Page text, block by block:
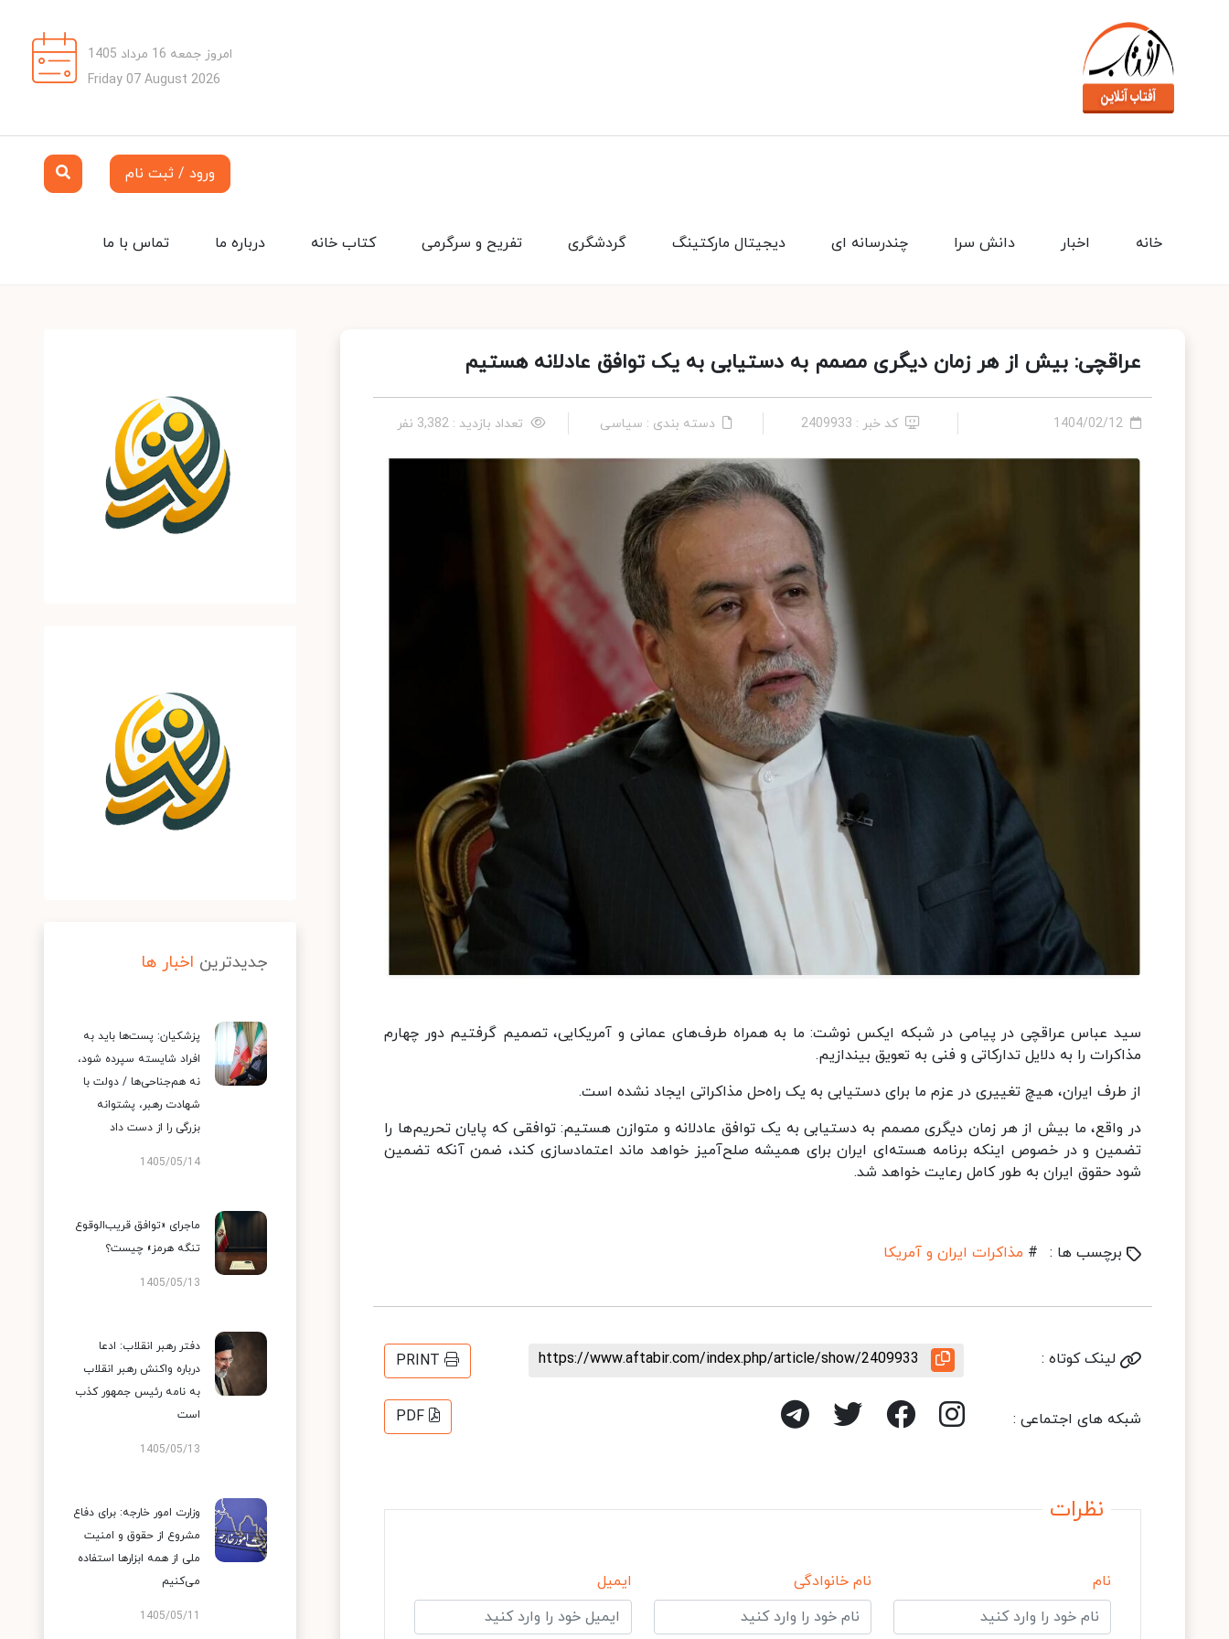
امروز جمعه 16 مرداد 1405
Friday 07 August 2026
ورود / ثبت نام
تماس با ما درباره ما کتاب خانه تفریح و سرگرمی گردشگری دیجیتال مارکتینگ چندرسانه ای دانش سرا اخبار خانه
عراقچی: بیش از هر زمان دیگری مصمم به دستیابی به یک توافق عادلانه هستیم
1404/02/12 کد خبر : 2409933 دسته بندی : سیاسی تعداد بازدید : 3,382 نفر
سید عباس عراقچی در پیامی در شبکه ایکس نوشت: ما به همراه طرف‌های عمانی و آمریکایی، تصمیم گرفتیم دور چهارم
مذاکرات را به دلایل تدارکاتی و فنی به تعویق بیندازیم.
از طرف ایران، هیچ تغییری در عزم ما برای دستیابی به یک راه‌حل مذاکراتی ایجاد نشده است.
در واقع، ما بیش از هر زمان دیگری مصمم به دستیابی به یک توافق عادلانه و متوازن هستیم: توافقی که پایان تحریم‌ها را
تضمین و در خصوص اینکه برنامه هسته‌ای ایران برای همیشه صلح‌آمیز خواهد ماند اعتمادسازی کند، ضمن آنکه تضمین
شود حقوق ایران به طور کامل رعایت خواهد شد.
برچسب ها : # مذاکرات ایران و آمریکا
لینک کوتاه : https://www.aftabir.com/index.php/article/show/2409933
PRINT
شبکه های اجتماعی : PDF
نظرات
نام نام خانوادگی ایمیل
جدیدترین اخبار ها
پزشکیان: پست‌ها باید به
افراد شایسته سپرده شود،
نه هم‌جناحی‌ها / دولت با
شهادت رهبر، پشتوانه
بزرگی را از دست داد
1405/05/14
ماجرای «توافق قریب‌الوقوع
تنگه هرمز» چیست؟
1405/05/13
دفتر رهبر انقلاب: ادعا
درباره واکنش رهبر انقلاب
به نامه رئیس جمهور کذب
است
1405/05/13
وزارت امور خارجه: برای دفاع
مشروع از حقوق و امنیت
ملی از همه ابزارها استفاده
می‌کنیم
1405/05/11